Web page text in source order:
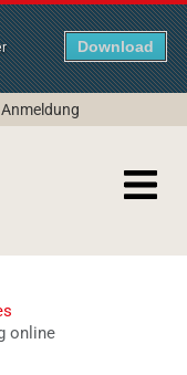
Download
Anmeldung
online